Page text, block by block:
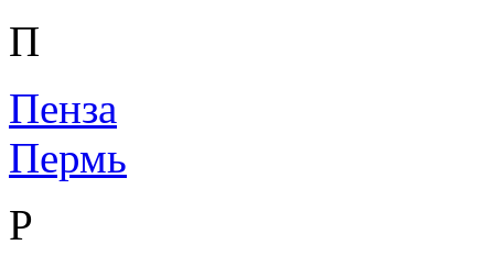
П
Пенза
Пермь
Р